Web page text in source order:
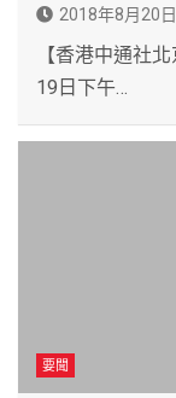
2018年8月20日
【香港中通社
19日下午…
要聞